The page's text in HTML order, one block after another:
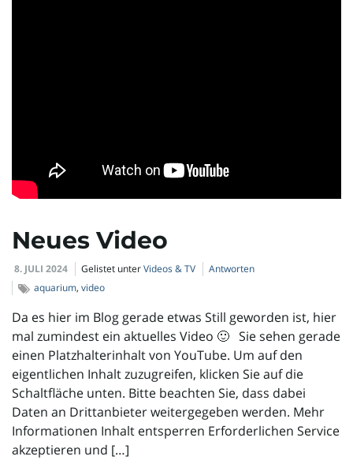
o
Neues Video
8. JULI 2024 Gelistet unterVideos & TV
Antworten
aquarium, video
Da es hier im Blog gerade etwas Still geworden ist, hier
mal zumindest ein aktuelles Video 🙂 Sie sehen gerade
einen Platzhalterinhalt von YouTube. Um auf den
eigentlichen Inhalt zuzugreifen, klicken Sie auf die
Schaltfläche unten. Bitte beachten Sie, dass dabei
Daten an Drittanbieter weitergegeben werden. Mehr
Informationen Inhalt entsperren Erforderlichen Service
akzeptieren und […]